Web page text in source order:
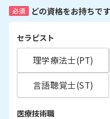
必須 どの資格をお持ちで
セラピスト
理学療法士(PT)
言語聴覚士(ST)
医療技術職